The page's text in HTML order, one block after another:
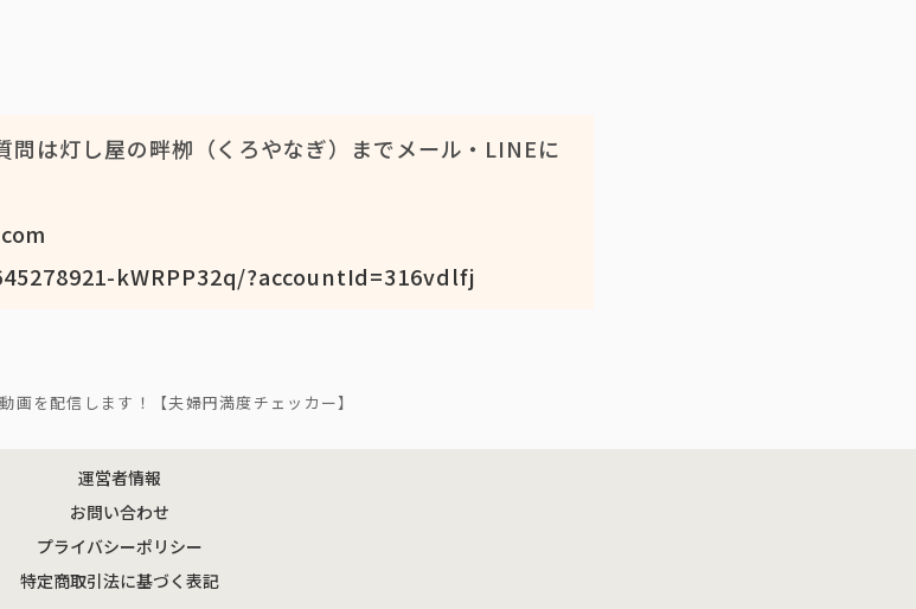
問は灯し屋の畔栁（くろやなぎ）までメール・LINEに
kWRPP32q/?accountId=316vdlfj
画を配信します！【夫婦円満度チェッカー】
運営者情報
お問い合わせ
プライバシーポリシー
特定商取引法に基づく表記